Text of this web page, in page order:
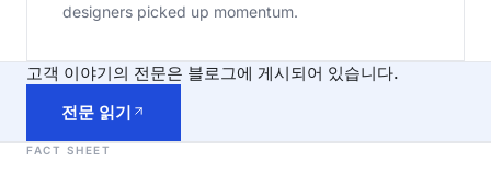
designers picked up momentum.
고객 이야기의 전문은 블로그에 게시되어 있습니다.
전문 읽기
FACT SHEET